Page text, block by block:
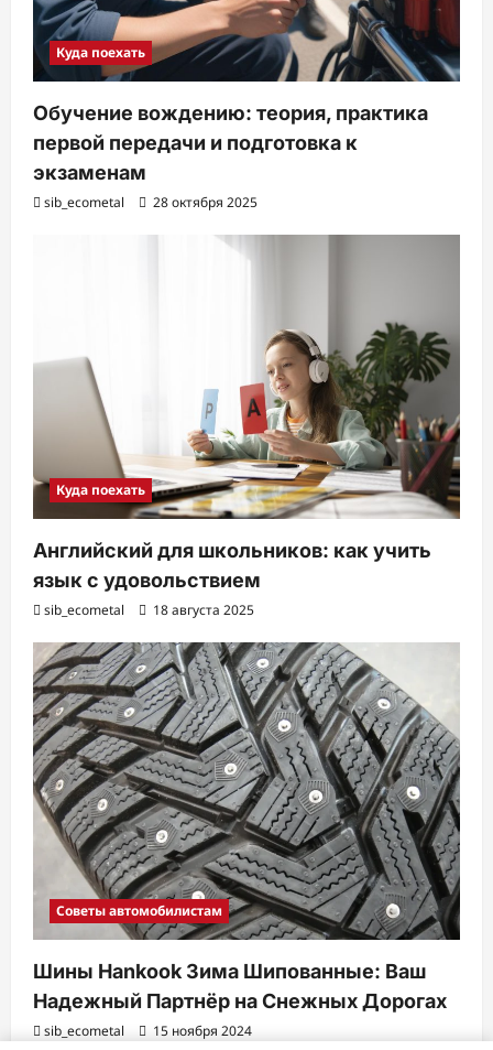
Куда поехать
Обучение вождению: теория, практика
первой передачи и подготовка к
экзаменам
sib_ecometal 28 октября 2025
Куда поехать
Английский для школьников: как учить
язык с удовольствием
sib_ecometal 18 августа 2025
Советы автомобилистам
Шины Hankook Зима Шипованные: Ваш
Надежный Партнёр на Снежных Дорогах
sib_ecometal 15 ноября 2024